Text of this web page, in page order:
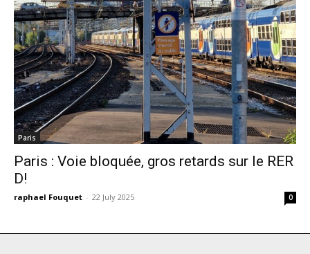
Paris
Paris : Voie bloquée, gros retards sur le RER
D!
raphael Fouquet - 22 July 2025 0